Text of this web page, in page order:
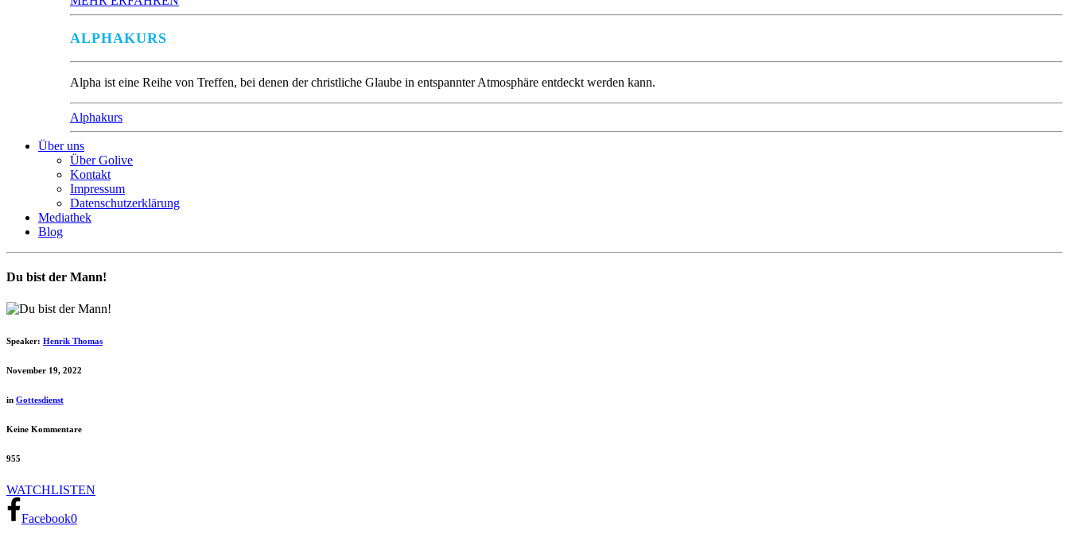
ALPHAKURS
Alpha ist eine Reihe von Treffen, bei denen der christliche Glaube in entspannter Atmosphäre entdeckt werden kann.
Alphakurs
Über uns
Über Golive
Kontakt
Impressum
Datenschutzerklärung
Mediathek
Blog
Du bist der Mann!
Speaker: Henrik Thomas
November 19, 2022
in Gottesdienst
Keine Kommentare
955
WATCHLISTEN
Facebook0